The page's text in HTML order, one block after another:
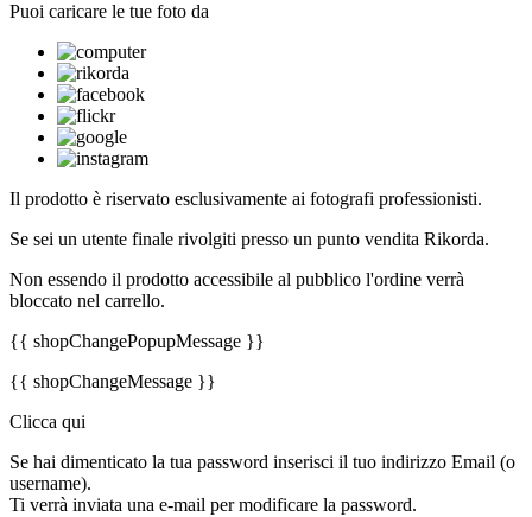
Puoi caricare le tue foto da
Il prodotto è riservato esclusivamente ai fotografi professionisti.
Se sei un utente finale rivolgiti presso un punto vendita Rikorda.
Non essendo il prodotto accessibile al pubblico l'ordine verrà
bloccato nel carrello.
{{ shopChangePopupMessage }}
{{ shopChangeMessage }}
Clicca qui
Se hai dimenticato la tua password inserisci il tuo indirizzo Email (o
username).
Ti verrà inviata una e-mail per modificare la password.